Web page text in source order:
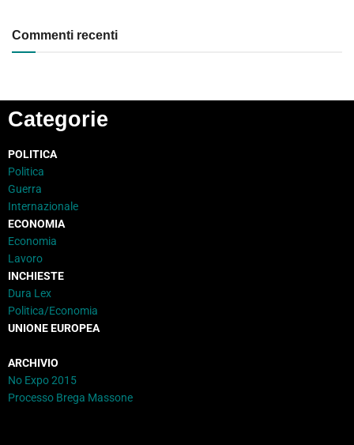
Commenti recenti
Categorie
POLITICA
Politica
Guerra
Internazionale
ECONOMIA
Economia
Lavoro
INCHIESTE
Dura Lex
Politica/Economia
UNIONE EUROPEA
ARCHIVIO
No Expo 2015
Processo Brega Massone